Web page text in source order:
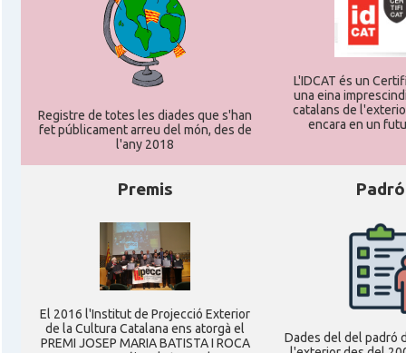
Consolat Consolat general a Hamburg
Consolat general a Munich
Consolat Consolat general a Stuttgart
Ambaixada espanyola a Alemanya
* + ambaixades i consolats
Registre de totes les diades que s'han
fet públicament arreu del món, des de
l'any 2018
L'IDCAT és un
una eina
catalans de
encara en un
Premis
El 2016 l'Institut de Projecció Exterior
de la Cultura Catalana ens atorgà el
PREMI JOSEP MARIA BATISTA I ROCA
Padró
Dades del del padró